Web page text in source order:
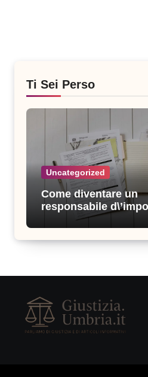
Ti Sei Perso
Uncategorized
Come diventare un
responsabile
successo: consigli e
strategie vincenti